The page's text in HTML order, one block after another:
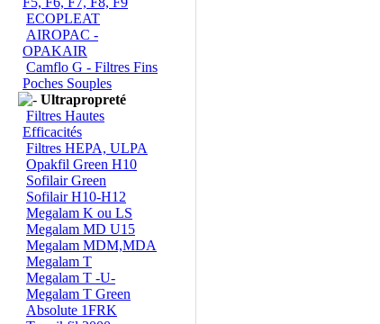
ECOPLEAT
AIROPAC -
OPAKAIR
Camflo G - Filtres Fins
Poches Souples
Ultrapropreté
Filtres Hautes
Efficacités
Filtres HEPA, ULPA
Opakfil Green H10
Sofilair Green
Sofilair H10-H12
Megalam K ou LS
Megalam MD U15
Megalam MDM,MDA
Megalam T
Megalam T -U-
Megalam T Green
Absolute 1FRK